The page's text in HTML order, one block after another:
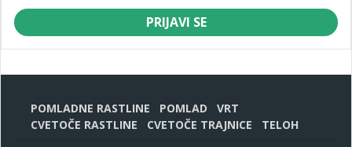
PRIJAVI SE
POMLADNE RASTLINE POMLAD
VRT
CVETOČE RASTLINE
CVETOČE TRAJNICE TELOH